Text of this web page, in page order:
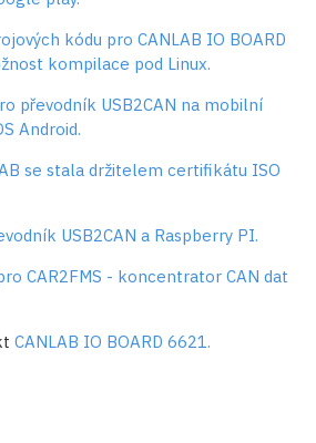
kódu pro CANLAB IO BOARD
kompilace pod Linux.
převodník USB2CAN na mobilní
Android.
se stala držitelem certifikátu ISO
USB2CAN a Raspberry PI.
CAR2FMS - koncentrator CAN dat
CANLAB IO BOARD 6621.